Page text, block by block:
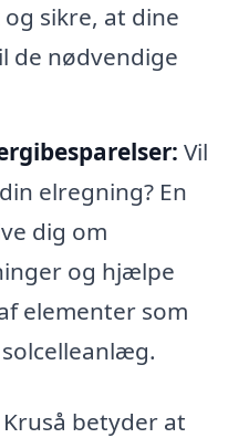
sikre, at dine
de nødvendige
Vil
elregning? En
dig om
og hjælpe
elementer som
betyder at